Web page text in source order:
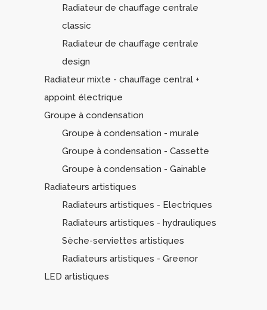
Radiateur de chauffage centrale
classic
Radiateur de chauffage centrale
design
Radiateur mixte - chauffage central +
appoint électrique
Groupe à condensation
Groupe à condensation - murale
Groupe à condensation - Cassette
Groupe à condensation - Gainable
Radiateurs artistiques
Radiateurs artistiques - Electriques
Radiateurs artistiques - hydrauliques
Sèche-serviettes artistiques
Radiateurs artistiques - Greenor
LED artistiques